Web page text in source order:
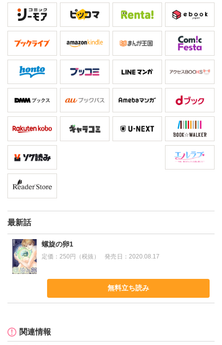
最新話
螺旋の卵1
定価： 250円（税抜） 発売日： 2020.08.17
無料立ち読み
関連情報